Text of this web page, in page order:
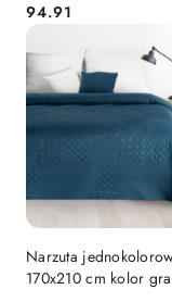
Cena:
94.91
Narzuta
170x210 cm kolor